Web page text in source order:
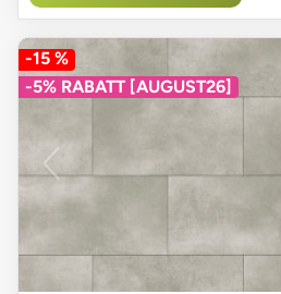
-15 %
-5% RABATT [AUGUST26]